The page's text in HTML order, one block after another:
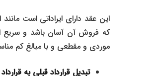
این عقد دارای ایراداتی است
که فروش آن آسان باشد و سریع
موردی و مقطعی و با مبالغ کم
تبدیل قرارداد قبلی به